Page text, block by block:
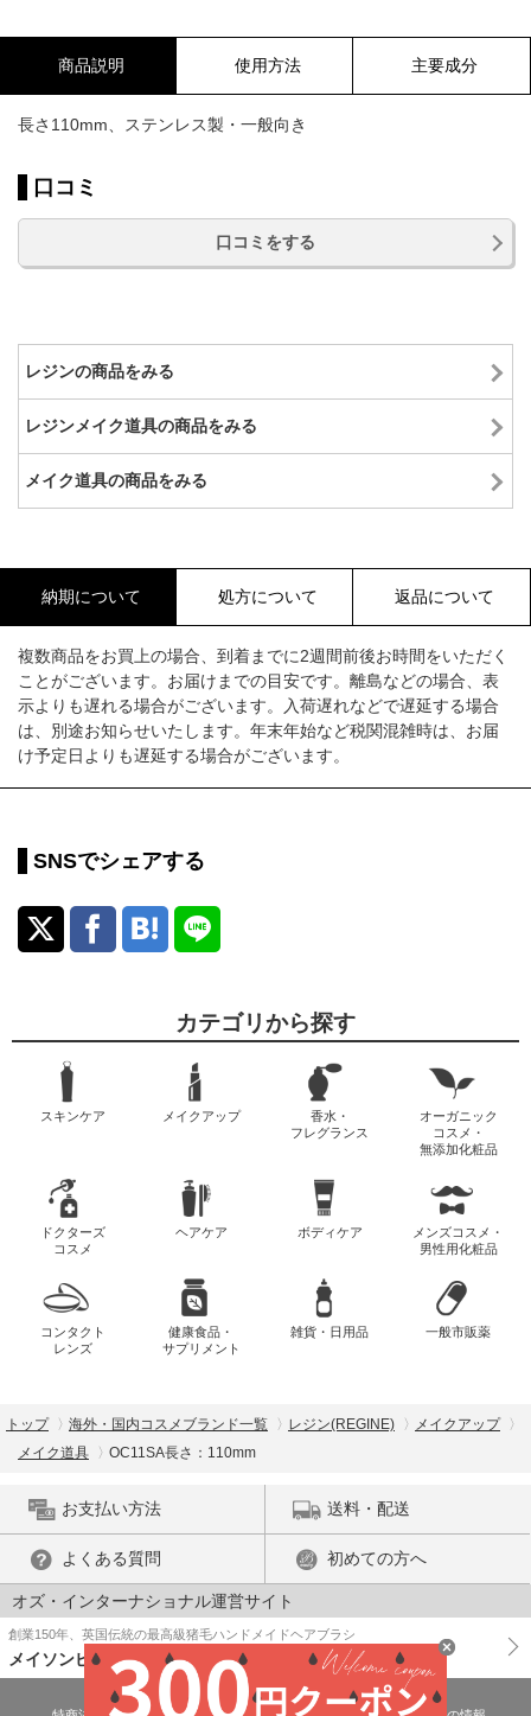
商品説明 使用方法 主要成分
長さ110mm、ステンレス製・一般向き
口コミ
口コミをする
レジンの商品をみる
レジンメイク道具の商品をみる
メイク道具の商品をみる
納期について 処方について 返品について
複数商品をお買上の場合、到着までに2週間前後お時間をいただく
ことがございます。お届けまでの目安です。離島などの場合、表
示よりも遅れる場合がございます。入荷遅れなどで遅延する場合
は、別途お知らせいたします。年末年始など税関混雑時は、お届
け予定日よりも遅延する場合がございます。
SNSでシェアする
カテゴリから探す
スキンケア メイクアップ
香水・
フレグランス
オーガニック
コスメ・
無添加化粧品
ドクターズ
コスメ
ヘアケア ボディケア
メンズコスメ・
男性用化粧品
コンタクト
レンズ
健康食品・
サプリメント
雑貨・日用品 一般市販薬
トップ 海外・国内コスメブランド一覧 レジン(REGINE)
メイクアップ
メイク道具
OC11SA長さ：110mm
お支払い方法 送料・配送
よくある質問 初めての方へ
オズ・インターナショナル運営サイト
創業150年、英国伝統の最高級猪毛ハンドメイドヘアブラシ
メイソンピアソン